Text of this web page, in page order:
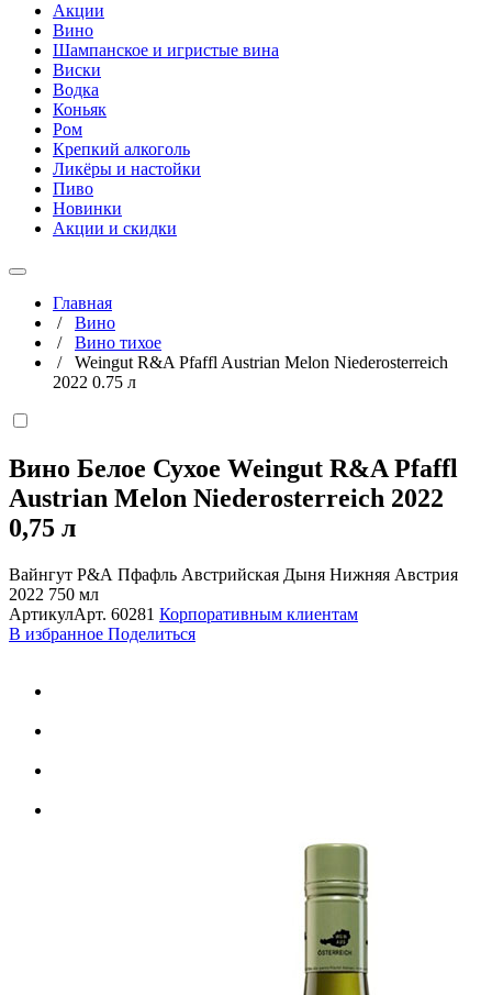
Акции
Вино
Шампанское и игристые вина
Виски
Водка
Коньяк
Ром
Крепкий алкоголь
Ликёры и настойки
Пиво
Новинки
Акции и скидки
Главная
/ Вино
/ Вино тихое
/ Weingut R&A Pfaffl Austrian Melon Niederosterreich
2022 0.75 л
Вино Белое Сухое Weingut R&A Pfaffl
Austrian Melon Niederosterreich 2022
0,75 л
Вайнгут Р&А Пфафль Австрийская Дыня Нижняя Австрия
2022 750 мл
АртикулАрт. 60281 Корпоративным клиентам
В избранное Поделиться